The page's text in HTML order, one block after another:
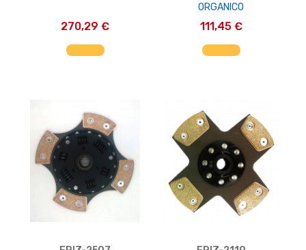
270,29 €
AGGIUNGI AL CARRELLO
ORGANICO
111,45 €
AGGIUNGI AL CARRELLO